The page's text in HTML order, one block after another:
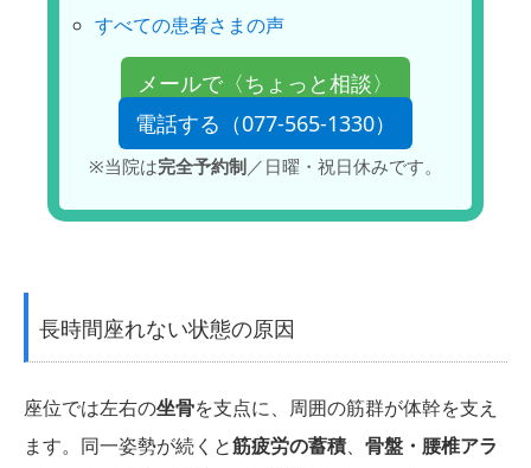
すべての患者さまの声
メールで〈ちょっと相談〉
電話する（077-565-1330）
※当院は完全予約制／日曜・祝日休みです。
長時間座れない状態の原因
座位では左右の坐骨を支点に、周囲の筋群が体幹を支え
ます。同一姿勢が続くと筋疲労の蓄積、 骨盤・腰椎アラ